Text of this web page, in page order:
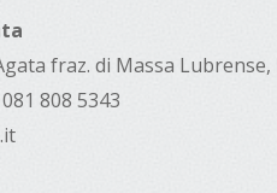
fraz. di Massa Lubrense,
808 5343